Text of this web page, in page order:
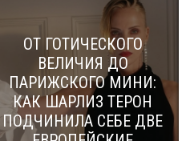
ОТ ГОТИЧЕСКОГО
ВЕЛИЧИЯ ДО
ПАРИЖСКОГО МИНИ:
КАК ШАРЛИЗ ТЕРОН
ПОДЧИНИЛА СЕБЕ ДВЕ